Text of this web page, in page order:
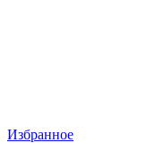
Избранное